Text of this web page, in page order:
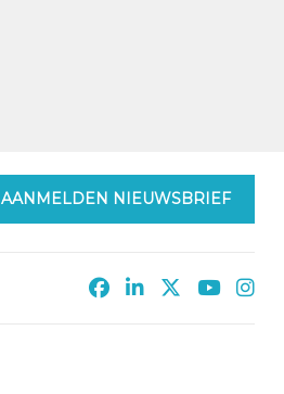
AANMELDEN NIEUWSBRIEF